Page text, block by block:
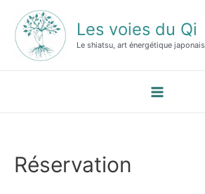
contenu
Les voies du Qi
Le shiatsu, art énergétique japonais
Réservation